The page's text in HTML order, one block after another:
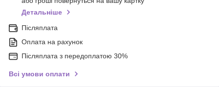
Детальніше
Післяплата
Оплата на рахунок
Післяплата з передоплатою 30%
Всі умови оплати